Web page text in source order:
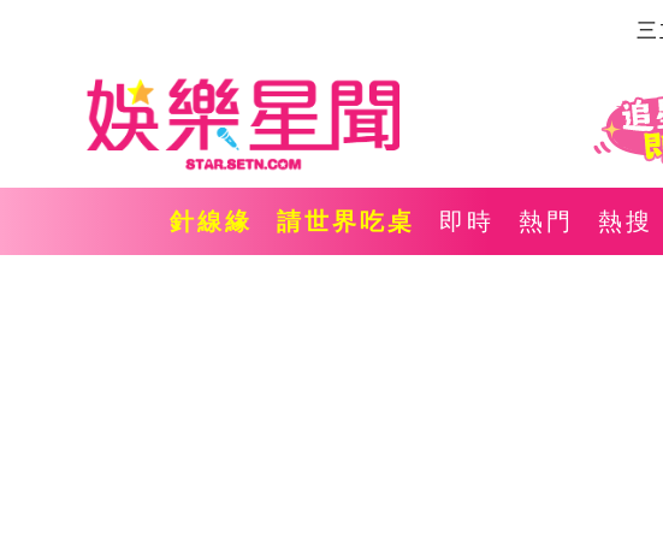
針線緣 請世界吃桌 即時 熱門 熱搜